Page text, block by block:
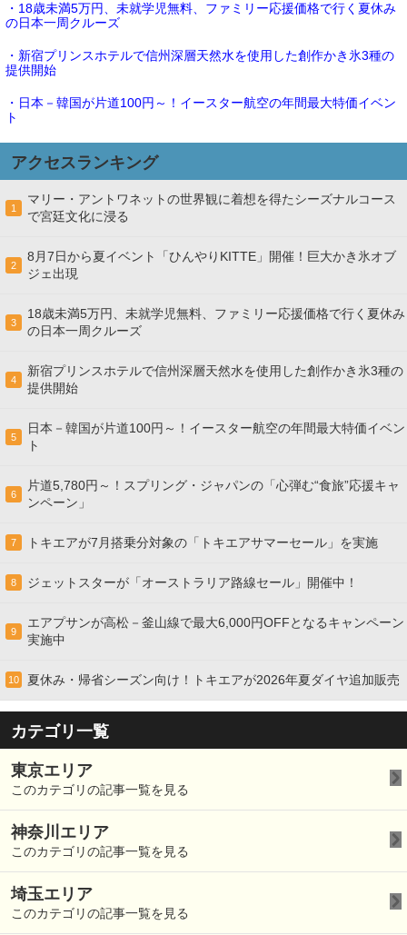
・18歳未満5万円、未就学児無料、ファミリー応援価格で行く夏休み
の日本一周クルーズ
・新宿プリンスホテルで信州深層天然水を使用した創作かき氷3種の
提供開始
・日本－韓国が片道100円～！イースター航空の年間最大特価イベン
ト
アクセスランキング
1
マリー・アントワネットの世界観に着想を得たシーズナルコース
で宮廷文化に浸る
2
8月7日から夏イベント「ひんやりKITTE」開催！巨大かき氷オブ
ジェ出現
3
18歳未満5万円、未就学児無料、ファミリー応援価格で行く夏休み
の日本一周クルーズ
4
新宿プリンスホテルで信州深層天然水を使用した創作かき氷3種の
提供開始
5
日本－韓国が片道100円～！イースター航空の年間最大特価イベン
ト
6
片道5,780円～！スプリング・ジャパンの「心弾む“食旅”応援キャ
ンペーン」
7 トキエアが7月搭乗分対象の「トキエアサマーセール」を実施
8 ジェットスターが「オーストラリア路線セール」開催中！
9
エアプサンが高松－釜山線で最大6,000円OFFとなるキャンペーン
実施中
10 夏休み・帰省シーズン向け！トキエアが2026年夏ダイヤ追加販売
カテゴリ一覧
東京エリア
このカテゴリの記事一覧を見る
神奈川エリア
このカテゴリの記事一覧を見る
埼玉エリア
このカテゴリの記事一覧を見る